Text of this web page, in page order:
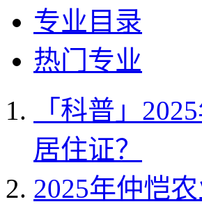
专业目录
热门专业
「科普」
居住证？
2025年仲恺